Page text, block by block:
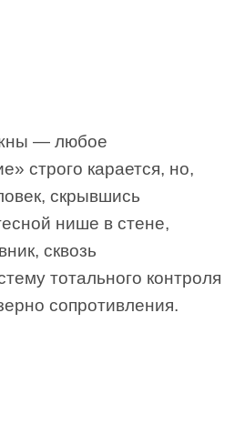
— любое
строго карается, но,
скрывшись
нише в стене,
сквозь
тотального контроля
сопротивления.